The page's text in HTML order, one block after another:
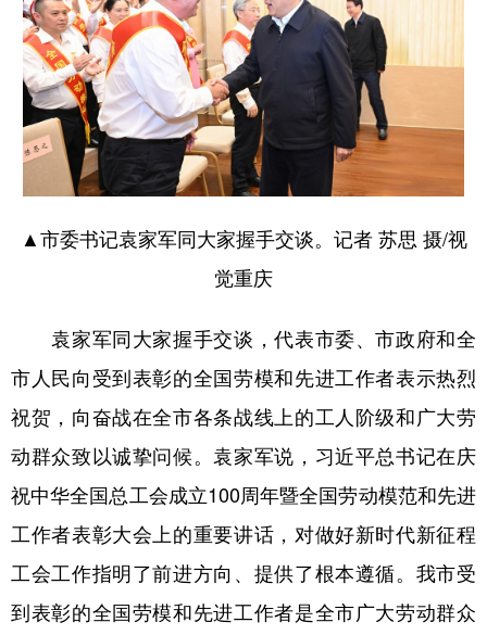
▲市委书记袁家军同大家握手交谈。记者 苏思 摄/视
觉重庆
袁家军同大家握手交谈，代表市委、市政府和全
市人民向受到表彰的全国劳模和先进工作者表示热烈
祝贺，向奋战在全市各条战线上的工人阶级和广大劳
动群众致以诚挚问候。袁家军说，习近平总书记在庆
祝中华全国总工会成立100周年暨全国劳动模范和先进
工作者表彰大会上的重要讲话，对做好新时代新征程
工会工作指明了前进方向、提供了根本遵循。我市受
到表彰的全国劳模和先进工作者是全市广大劳动群众